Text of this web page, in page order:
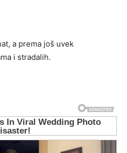
a prema još uvek
i stradalih.